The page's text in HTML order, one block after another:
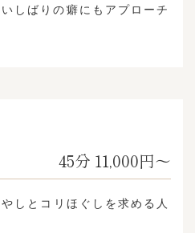
しばりの癖にもアプローチ
45分 11,000円〜
しとコリほぐしを求める人